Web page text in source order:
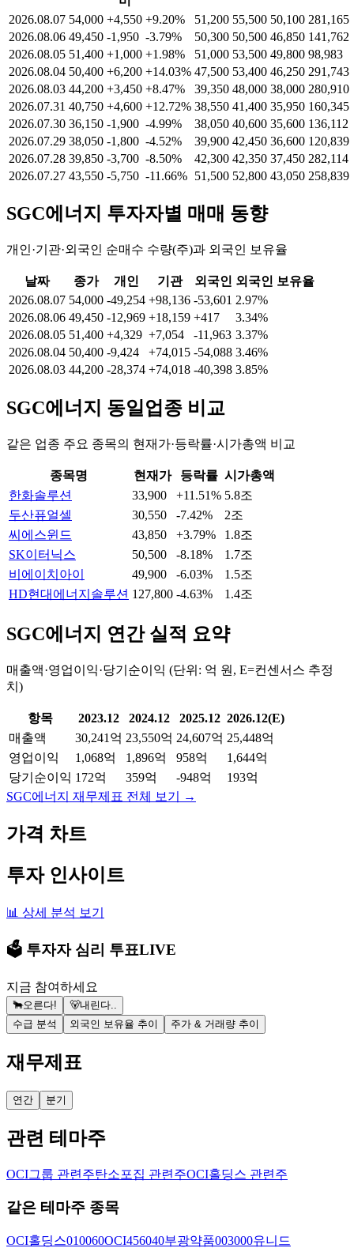
2026.08.07 54,000 +4,550 +9.20% 51,200 55,500 50,100 281,165
2026.08.06 49,450 -1,950 -3.79% 50,300 50,500 46,850 141,762
2026.08.05 51,400 +1,000 +1.98% 51,000 53,500 49,800 98,983
2026.08.04 50,400 +6,200 +14.03% 47,500 53,400 46,250 291,743
2026.08.03 44,200 +3,450 +8.47% 39,350 48,000 38,000 280,910
2026.07.31 40,750 +4,600 +12.72% 38,550 41,400 35,950 160,345
2026.07.30 36,150 -1,900 -4.99% 38,050 40,600 35,600 136,112
2026.07.29 38,050 -1,800 -4.52% 39,900 42,450 36,600 120,839
2026.07.28 39,850 -3,700 -8.50% 42,300 42,350 37,450 282,114
2026.07.27 43,550 -5,750 -11.66% 51,500 52,800 43,050 258,839
SGC에너지 투자자별 매매 동향
개인·기관·외국인 순매수 수량(주)과 외국인 보유율
날짜 종가 개인 기관 외국인 외국인 보유율
2026.08.07 54,000 -49,254 +98,136 -53,601 2.97%
2026.08.06 49,450 -12,969 +18,159 +417
3.34%
2026.08.05 51,400 +4,329 +7,054 -11,963 3.37%
2026.08.04 50,400 -9,424 +74,015 -54,088 3.46%
2026.08.03 44,200 -28,374 +74,018 -40,398 3.85%
SGC에너지 동일업종 비교
같은 업종 주요 종목의 현재가·등락률·시가총액 비교
종목명 현재가 등락률 시가총액
한화솔루션
33,900 +11.51% 5.8조
두산퓨얼셀
30,550 -7.42%
2조
씨에스윈드
43,850 +3.79%
1.8조
SK이터닉스
50,500 -8.18%
1.7조
비에이치아이
49,900 -6.03%
1.5조
HD현대에너지솔루션 127,800 -4.63% 1.4조
SGC에너지 연간 실적 요약
매출액·영업이익·당기순이익 (단위: 억 원, E=컨센서스 추정
치)
항목 2023.12 2024.12 2025.12 2026.12(E)
매출액
30,241억 23,550억 24,607억 25,448억
영업이익
1,068억 1,896억 958억
1,644억
당기순이익 172억 359억 -948억
193억
SGC에너지 재무제표 전체 보기 →
가격 차트
투자 인사이트
📊 상세 분석 보기
🗳️ 투자자 심리 투표LIVE
지금 참여하세요
🐂오른다! 🐻내린다..
수급 분석
외국인 보유율 추이 주가 & 거래량 추이
재무제표
연간 분기
관련 테마주
OCI그룹 관련주탄소포집 관련주OCI홀딩스 관련주
같은 테마주 종목
OCI홀딩스010060OCI456040부광약품003000유니드